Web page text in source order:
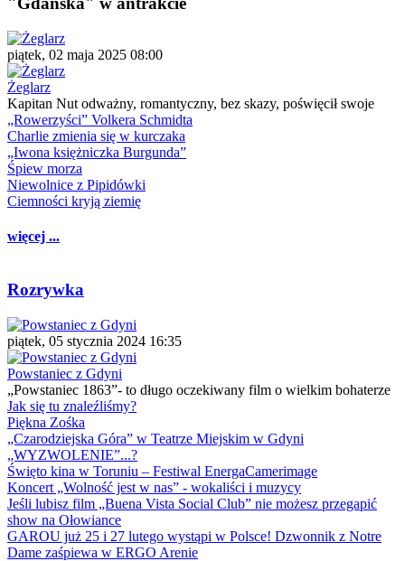
piątek, 02 maja 2025 08:00
Żeglarz
Kapitan Nut odważny, romantyczny, bez skazy, poświęcił swoje
„Rowerzyści” Volkera Schmidta
Charlie zmienia się w kurczaka
„Iwona księżniczka Burgunda”
Śpiew morza
Niewolnice z Pipidówki
Ciemności kryją ziemię
więcej ...
Rozrywka
piątek, 05 stycznia 2024 16:35
Powstaniec z Gdyni
„Powstaniec 1863”- to długo oczekiwany film o wielkim bohaterze
Jak się tu znaleźliśmy?
Piękna Zośka
„Czarodziejska Góra” w Teatrze Miejskim w Gdyni
„WYZWOLENIE”...?
Święto kina w Toruniu – Festiwal EnergaCamerimage
Koncert „Wolność jest w nas” - wokaliści i muzycy
Jeśli lubisz film „Buena Vista Social Club” nie możesz przegapić
show na Ołowiance
GAROU już 25 i 27 lutego wystąpi w Polsce! Dzwonnik z Notre
Dame zaśpiewa w ERGO Arenie